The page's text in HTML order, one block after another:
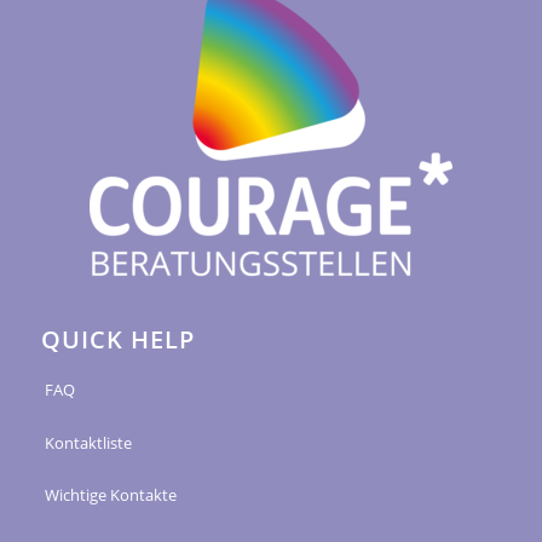
QUICK HELP
FAQ
Kontaktliste
Wichtige Kontakte